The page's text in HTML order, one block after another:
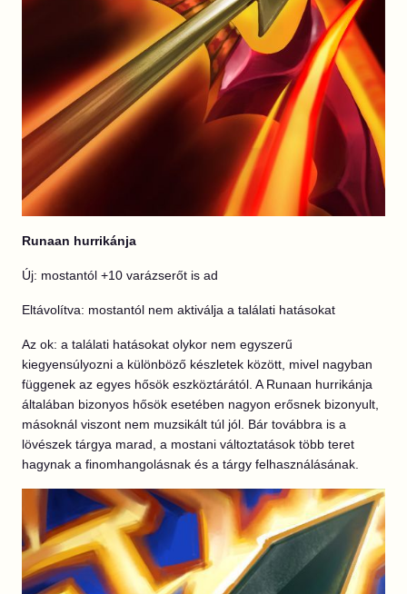
Runaan hurrikánja
Új: mostantól +10 varázserőt is ad
Eltávolítva: mostantól nem aktiválja a találati hatásokat
Az ok: a találati hatásokat olykor nem egyszerű
kiegyensúlyozni a különböző készletek között, mivel nagyban
függenek az egyes hősök eszköztárától. A Runaan hurrikánja
általában bizonyos hősök esetében nagyon erősnek bizonyult,
másoknál viszont nem muzsikált túl jól. Bár továbbra is a
lövészek tárgya marad, a mostani változtatások több teret
hagynak a finomhangolásnak és a tárgy felhasználásának.